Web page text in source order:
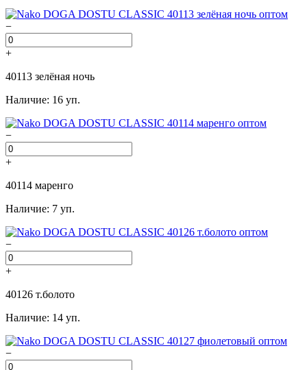
−
+
40113 зелёная ночь
Наличие: 16 уп.
−
+
40114 маренго
Наличие: 7 уп.
−
+
40126 т.болото
Наличие: 14 уп.
−